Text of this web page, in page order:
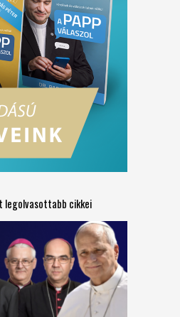
legolvasottabb cikkei